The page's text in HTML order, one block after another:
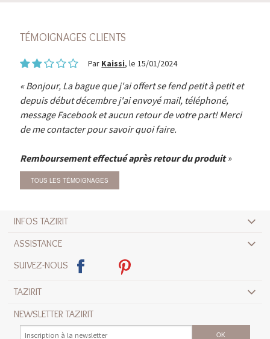
TÉMOIGNAGES CLIENTS
Par Kaissi, le 15/01/2024
Bonjour, La bague que j'ai offert se fend petit à petit et
depuis début décembre j'ai envoyé mail, téléphoné,
message Facebook et aucun retour de votre part! Merci
de me contacter pour savoir quoi faire.
Remboursement effectué après retour du produit
TOUS LES TÉMOIGNAGES
INFOS TAZIRIT
ASSISTANCE
SUIVEZ-NOUS
TAZIRIT
NEWSLETTER TAZIRIT